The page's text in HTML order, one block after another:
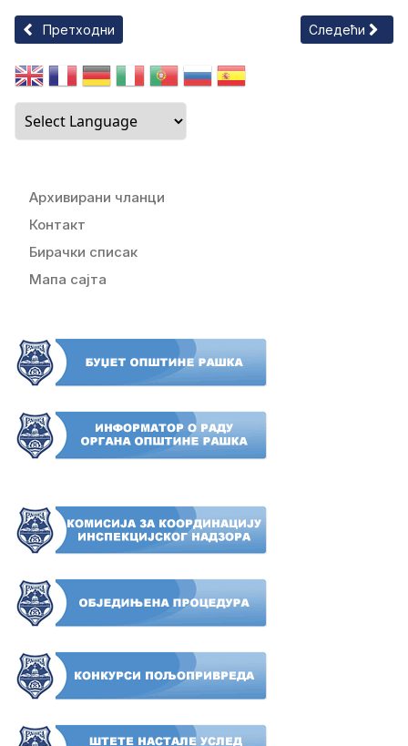
Претходни чланак: САОПШТЕЊЕ ОПШТИНСКОГ ШТАБА ЗА
Претходни Следећи
Следећи
Архивирани чланци
Контакт
Бирачки списак
Мапа сајта